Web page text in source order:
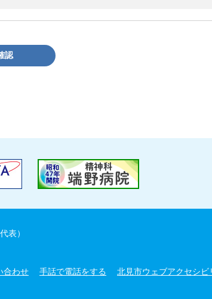
認
表）
合わせ 手話で電話をする 北見市ウェブアクセシビ